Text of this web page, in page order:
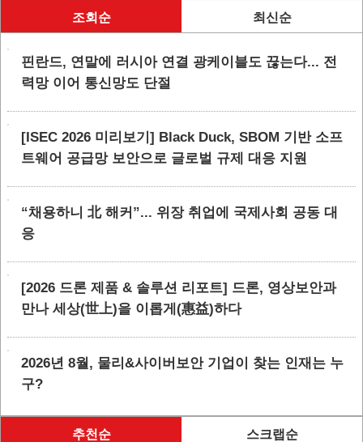
조회순 최신순
핀란드, 연말에 러시아 연결 광케이블도 끊는다... 전
력망 이어 통신망도 단절
[ISEC 2026 미리보기] Black Duck, SBOM 기반 소프
트웨어 공급망 보안으로 글로벌 규제 대응 지원
“채용하니 北 해커”... 위장 취업에 국제사회 공동 대
응
[2026 드론 제품 & 솔루션 리포트] 드론, 영상보안과
만나 세상(世上)을 이롭게(惠益)하다
2026년 8월, 물리&사이버보안 기업이 찾는 인재는 누
구?
추천순 스크랩순